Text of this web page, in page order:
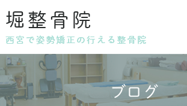
ブログ